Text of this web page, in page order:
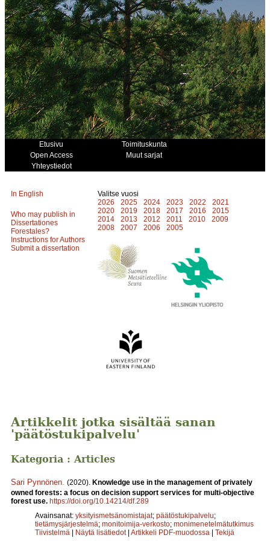
Etusivu
Toimituskunta
Open Access
Muut sarjat
Yhteystiedot
In English
Who may publish in
Dissertationes
Forestales?
Instructions for Authors
Submit a dissertation
Valitse vuosi
2026
2025 2024 2023 2022
2021
2020
2019 2018 2017 2016
2015
2014
2013 2012 2011 2010
2009
2008
2007 2006 2005
Artikkelit jotka sisältää sanan
'päätöstukipalvelu'
Kategoria : Articles
Sari Pynnönen (2020). Knowledge use in the management of privately
owned forests: a focus on decision support services for multi-objective
forest use. https://doi.org/10.14214/df.289
Avainsanat: yksityismetsänomistajat; päätöstukipalvelu;
tietämysjärjestelmä; monitoimija-verkosto; monimenetelmätutkimus
Tiivistelmä | Näytä lisätiedot | Artikkeli PDF-muodossa | Tekijä